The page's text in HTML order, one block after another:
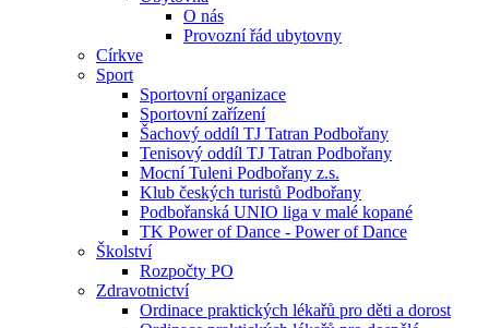
O nás
Provozní řád ubytovny
Církve
Sport
Sportovní organizace
Sportovní zařízení
Šachový oddíl TJ Tatran Podbořany
Tenisový oddíl TJ Tatran Podbořany
Mocní Tuleni Podbořany z.s.
Klub českých turistů Podbořany
Podbořanská UNIO liga v malé kopané
TK Power of Dance - Power of Dance
Školství
Rozpočty PO
Zdravotnictví
Ordinace praktických lékařů pro děti a dorost